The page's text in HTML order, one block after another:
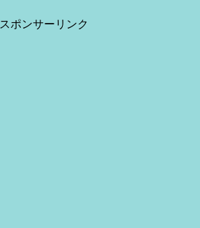
スポンサーリンク